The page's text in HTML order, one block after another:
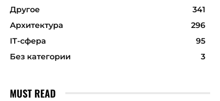
Другое
341
Архитектура
296
ІТ-сфера
95
Без категории
3
MUST READ